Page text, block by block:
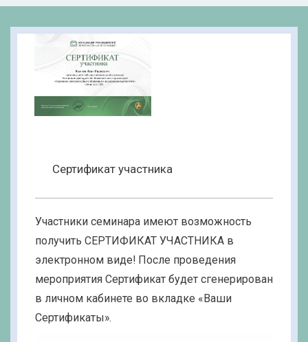
Сертификат участника
Участники семинара имеют возможность
получить СЕРТИФИКАТ УЧАСТНИКА в
электронном виде! После проведения
мероприятия Сертификат будет сгенерирован
в личном кабинете во вкладке «Ваши
Сертификаты».